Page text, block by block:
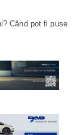
Când pot fi puse